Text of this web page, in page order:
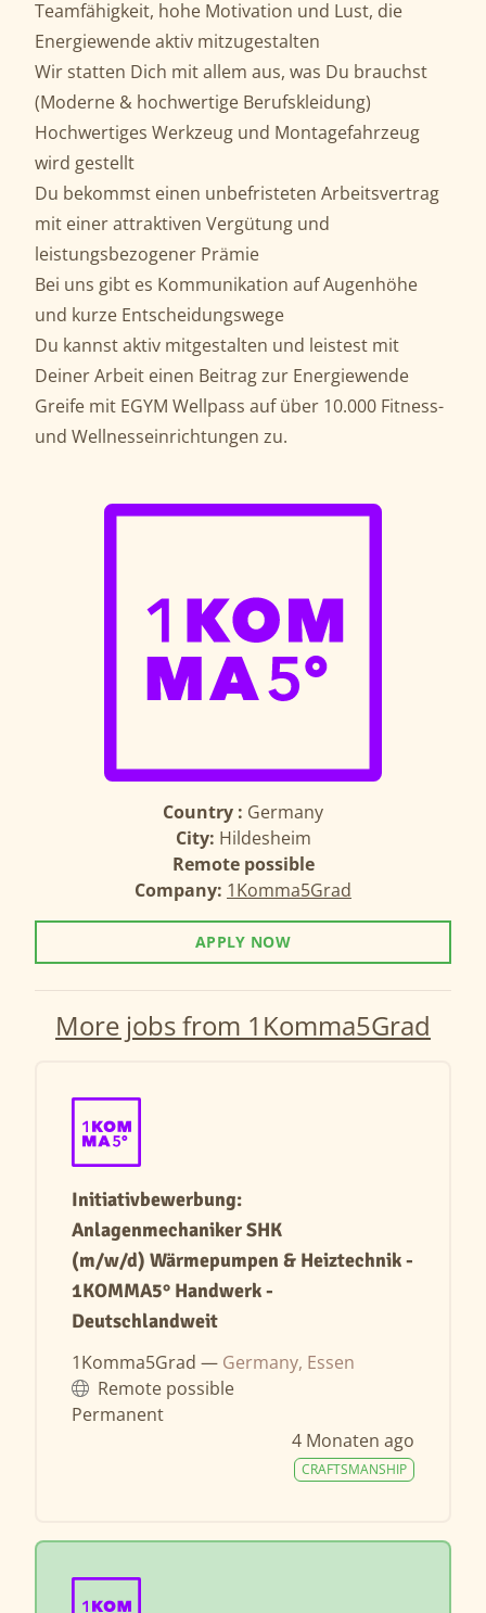
Teamfähigkeit, hohe Motivation und Lust, die
Energiewende aktiv mitzugestalten
Wir statten Dich mit allem aus, was Du brauchst
(Moderne & hochwertige Berufskleidung)
Hochwertiges Werkzeug und Montagefahrzeug
wird gestellt
Du bekommst einen unbefristeten Arbeitsvertrag
mit einer attraktiven Vergütung und
leistungsbezogener Prämie
Bei uns gibt es Kommunikation auf Augenhöhe
und kurze Entscheidungswege
Du kannst aktiv mitgestalten und leistest mit
Deiner Arbeit einen Beitrag zur Energiewende
Greife mit EGYM Wellpass auf über 10.000 Fitness-
und Wellnesseinrichtungen zu.
Country : Germany
City: Hildesheim
Remote possible
Company: 1Komma5Grad
APPLY NOW
More jobs from 1Komma5Grad
Initiativbewerbung:
Anlagenmechaniker SHK
(m/w/d) Wärmepumpen & Heiztechnik -
1KOMMA5° Handwerk -
Deutschlandweit
1Komma5Grad — Germany, Essen
Remote possible
Permanent
4 Monaten ago
CRAFTSMANSHIP